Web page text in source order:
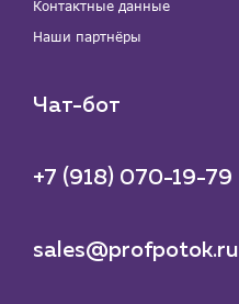
Контактные данные
Наши партнёры
Чат-бот
+7 (918) 070-19-79
sales@profpotok.ru